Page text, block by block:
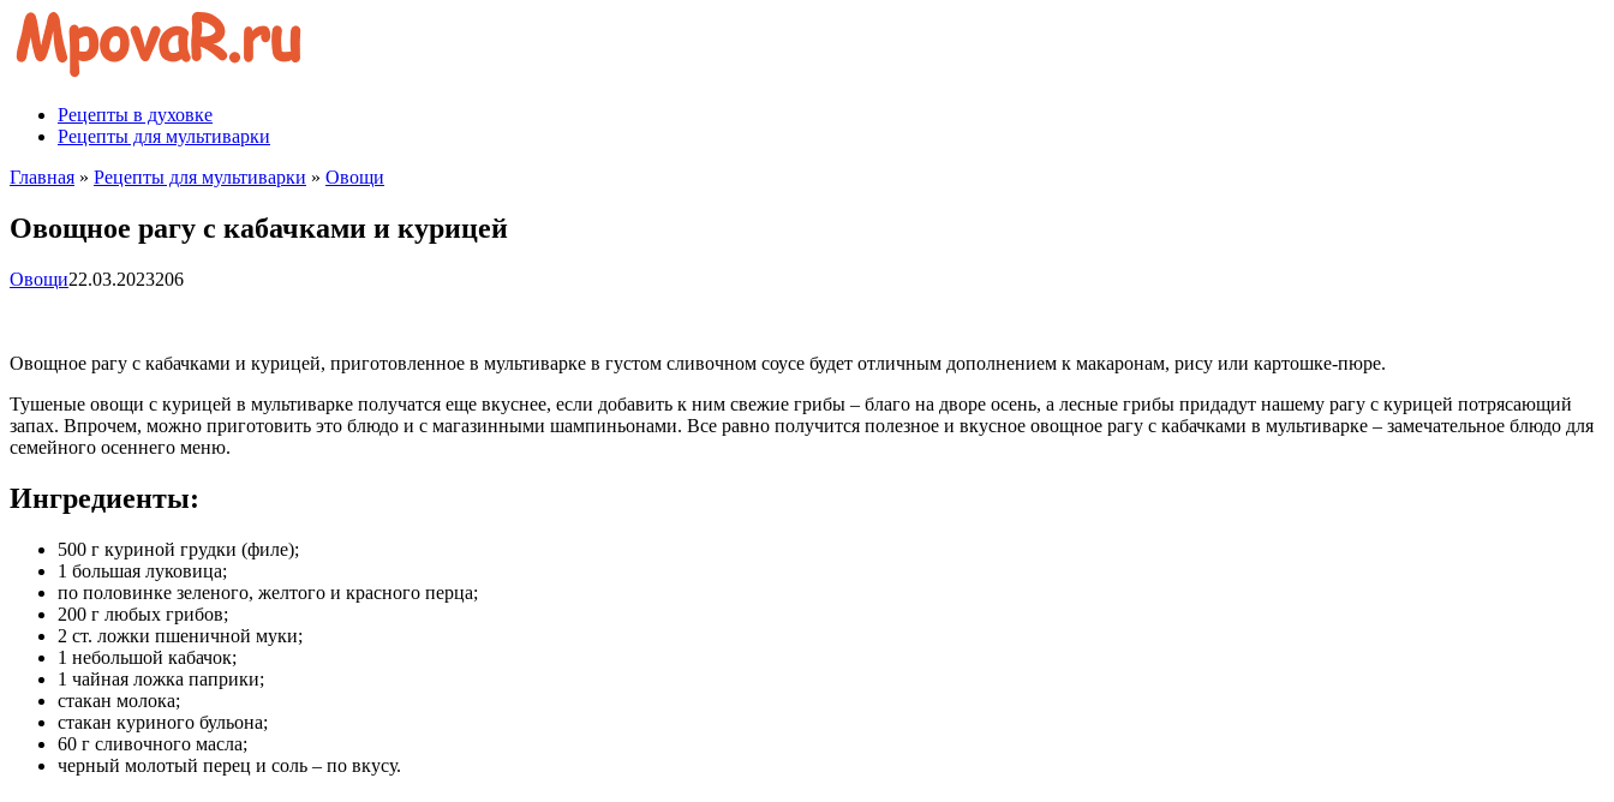
Перейти
контенту
Рецепты в духовке
Рецепты для мультиварки
Главная » Рецепты для мультиварки » Овощи
Овощное рагу с кабачками и курицей
Овощи22.03.2023206
Овощное рагу с кабачками и курицей, приготовленное в мультиварке в густом сливочном соусе будет отличным дополнением к макаронам, рису или картошке-пюре.
Тушеные овощи с курицей в мультиварке получатся еще вкуснее, если добавить к ним свежие грибы – благо на дворе осень, а лесные грибы придадут нашему рагу с курицей потрясающий
запах. Впрочем, можно приготовить это блюдо и с магазинными шампиньонами. Все равно получится полезное и вкусное овощное рагу с кабачками в мультиварке – замечательное блюдо для
семейного осеннего меню.
Ингредиенты:
500 г куриной грудки (филе);
1 большая луковица;
по половинке зеленого, желтого и красного перца;
200 г любых грибов;
2 ст. ложки пшеничной муки;
1 небольшой кабачок;
1 чайная ложка паприки;
стакан молока;
стакан куриного бульона;
60 г сливочного масла;
черный молотый перец и соль – по вкусу.